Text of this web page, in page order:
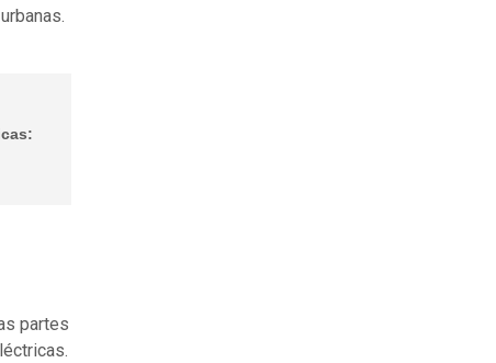
partes